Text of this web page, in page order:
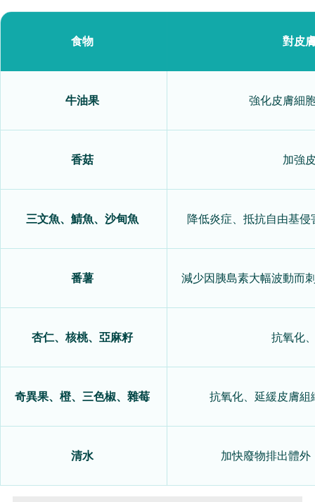
食物 對皮
牛油果 強化皮膚細
香菇 加強
三文魚、鯖魚、沙甸魚 降低炎症、抵抗自由基
番薯 減少因胰島素大幅波動而
杏仁、核桃、亞麻籽 抗氧化
奇異果、橙、三色椒、雜莓 抗氧化、延緩皮膚
清水 加快廢物排出體